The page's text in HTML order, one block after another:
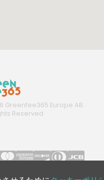
Greenfee365 Europe AB.
Reserved